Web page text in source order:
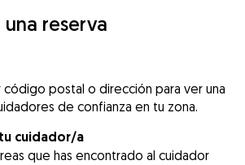
reserva
código postal o dirección para ver una
de confianza en tu zona.
cuidador/a
que has encontrado al cuidador